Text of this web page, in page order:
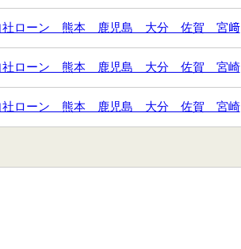
ローン 熊本 鹿児島 大分 佐賀 宮﨑
ローン 熊本 鹿児島 大分 佐賀 宮崎
ローン 熊本 鹿児島 大分 佐賀 宮崎